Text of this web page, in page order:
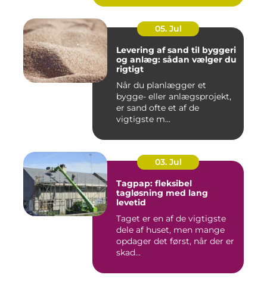
05. Jul
Levering af sand til byggeri
og anlæg: sådan vælger du
rigtigt
Når du planlægger et
bygge- eller anlægsprojekt,
er sand ofte et af de
vigtigste m...
03. Jul
Tagpap: fleksibel
tagløsning med lang
levetid
Taget er en af de vigtigste
dele af huset, men mange
opdager det først, når der er
skad...